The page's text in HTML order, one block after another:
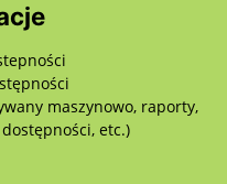
maszynowo, raporty,
etc.)